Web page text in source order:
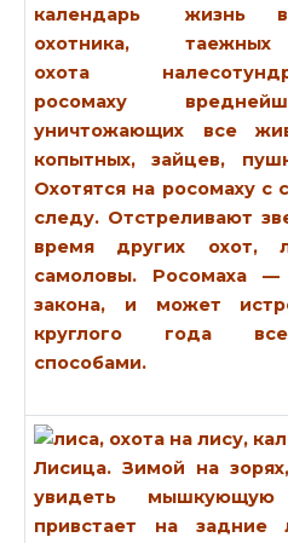
жизнь
уничтожающих все
копытных, зайцев,
Охотятся на росомаху с
следу. Отстреливают
время других охот,
самоловы. Росомаха
закона, и может
круглого года
способами.
Лисица. Зимой на
увидеть
привстает на задние